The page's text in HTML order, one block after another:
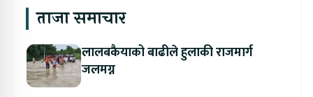
ताजा समाचार
लालबकैयाको बाढीले हुलाकी राजमार्ग
जलमग्न